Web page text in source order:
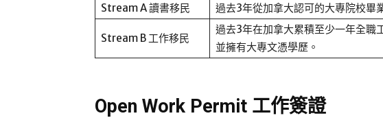
Stream A 讀書移民 過去3年從加拿大認可的大專院校畢
Stream B 工作移民
過去3年在加拿大累積至少一年全職
並擁有大專文憑學歷。
Open Work Permit 工作簽證